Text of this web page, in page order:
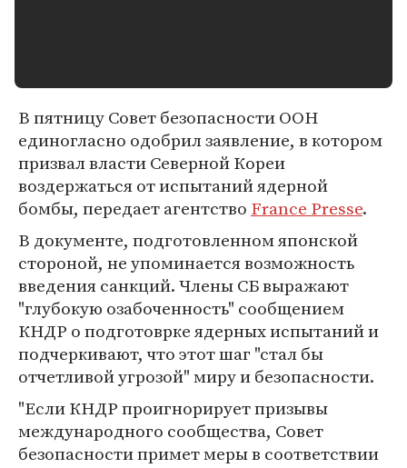
В пятницу Совет безопасности ООН
единогласно одобрил заявление, в котором
призвал власти Северной Кореи
воздержаться от испытаний ядерной
бомбы, передает агентство France Presse.
В документе, подготовленном японской
стороной, не упоминается возможность
введения санкций. Члены СБ выражают
"глубокую озабоченность" сообщением
КНДР о подготоврке ядерных испытаний и
подчеркивают, что этот шаг "стал бы
отчетливой угрозой" миру и безопасности.
"Если КНДР проигнорирует призывы
международного сообщества, Совет
безопасности примет меры в соответствии